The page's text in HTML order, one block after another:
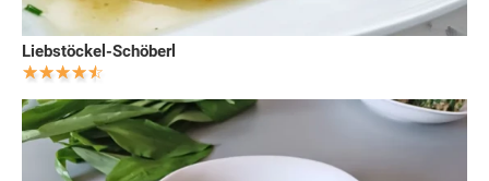
Liebstöckel-Schöberl